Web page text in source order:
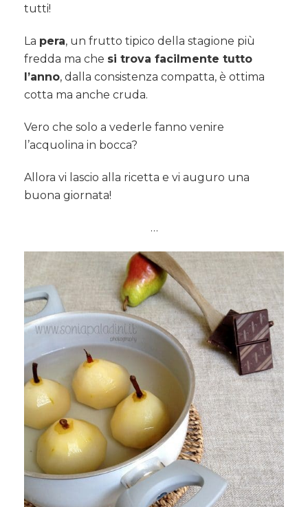
tutti!
La pera, un frutto tipico della stagione più
fredda ma che si trova facilmente tutto
l’anno, dalla consistenza compatta, è ottima
cotta ma anche cruda.
Vero che solo a vederle fanno venire
l’acquolina in bocca?
Allora vi lascio alla ricetta e vi auguro una
buona giornata!
…